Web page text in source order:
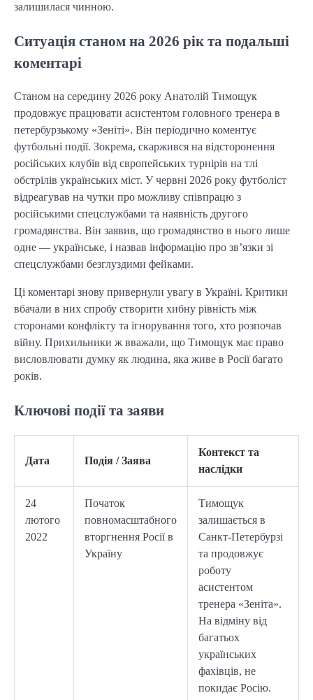
залишилася чинною.
Ситуація станом на 2026 рік та подальші
коментарі
Станом на середину 2026 року Анатолій Тимощук
продовжує працювати асистентом головного тренера в
петербурзькому «Зеніті». Він періодично коментує
футбольні події. Зокрема, скаржився на відсторонення
російських клубів від європейських турнірів на тлі
обстрілів українських міст. У червні 2026 року футболіст
відреагував на чутки про можливу співпрацю з
російськими спецслужбами та наявність другого
громадянства. Він заявив, що громадянство в нього лише
одне — українське, і назвав інформацію про зв’язки зі
спецслужбами безглуздими фейками.
Ці коментарі знову привернули увагу в Україні. Критики
вбачали в них спробу створити хибну рівність між
сторонами конфлікту та ігнорування того, хто розпочав
війну. Прихильники ж вважали, що Тимощук має право
висловлювати думку як людина, яка живе в Росії багато
років.
Ключові події та заяви
Дата Подія / Заява
Контекст та
наслідки
24
лютого
2022
Початок
повномасштабного
вторгнення Росії в
Україну
Тимощук
залишається в
Санкт-Петербурзі
та продовжує
роботу
асистентом
тренера «Зеніта».
На відміну від
багатьох
українських
фахівців, не
покидає Росію.